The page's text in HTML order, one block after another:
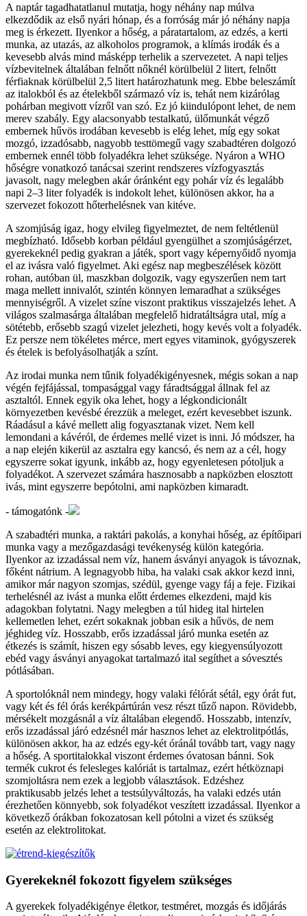
A naptár tagadhatatlanul mutatja, hogy néhány nap múlva
elkezdődik az első nyári hónap, és a forróság már jó néhány napja
meg is érkezett. Ilyenkor a hőség, a páratartalom, az edzés, a kerti
munka, az utazás, az alkoholos programok, a klímás irodák és a
kevesebb alvás mind másképp terhelik a szervezetet. A napi teljes
vízbevitelnek általában felnőtt nőknél körülbelül 2 litert, felnőtt
férfiaknak körülbelül 2,5 litert határozhatunk meg. Ebbe beleszámít
az italokból és az ételekből származó víz is, tehát nem kizárólag
pohárban megivott vízről van szó. Ez jó kiindulópont lehet, de nem
merev szabály. Egy alacsonyabb testalkatú, ülőmunkát végző
embernek hűvös irodában kevesebb is elég lehet, míg egy sokat
mozgó, izzadósabb, nagyobb testtömegű vagy szabadtéren dolgozó
embernek ennél több folyadékra lehet szüksége. Nyáron a WHO
hőségre vonatkozó tanácsai szerint rendszeres vízfogyasztás
javasolt, nagy melegben akár óránként egy pohár víz és legalább
napi 2–3 liter folyadék is indokolt lehet, különösen akkor, ha a
szervezet fokozott hőterhelésnek van kitéve.
A szomjúság igaz, hogy elvileg figyelmeztet, de nem feltétlenül
megbízható. Idősebb korban például gyengülhet a szomjúságérzet,
gyerekeknél pedig gyakran a játék, sport vagy képernyőidő nyomja
el az ivásra való figyelmet. Aki egész nap megbeszélések között
rohan, autóban ül, maszkban dolgozik, vagy egyszerűen nem tart
maga mellett innivalót, szintén könnyen lemaradhat a szükséges
mennyiségről. A vizelet színe viszont praktikus visszajelzés lehet. A
világos szalmasárga általában megfelelő hidratáltságra utal, míg a
sötétebb, erősebb szagú vizelet jelezheti, hogy kevés volt a folyadék.
Ez persze nem tökéletes mérce, mert egyes vitaminok, gyógyszerek
és ételek is befolyásolhatják a színt.
Az irodai munka nem tűnik folyadékigényesnek, mégis sokan a nap
végén fejfájással, tompasággal vagy fáradtsággal állnak fel az
asztaltól. Ennek egyik oka lehet, hogy a légkondicionált
környezetben kevésbé érezzük a meleget, ezért kevesebbet iszunk.
Ráadásul a kávé mellett alig fogyasztanak vizet. Nem kell
lemondani a kávéról, de érdemes mellé vizet is inni. Jó módszer, ha
a nap elején kikerül az asztalra egy kancsó, és nem az a cél, hogy
egyszerre sokat igyunk, inkább az, hogy egyenletesen pótoljuk a
folyadékot. A szervezet számára hasznosabb a napközben elosztott
ivás, mint egyszerre bepótolni, ami napközben kimaradt.
- támogatónk -
A szabadtéri munka, a raktári pakolás, a konyhai hőség, az építőipari
munka vagy a mezőgazdasági tevékenység külön kategória.
Ilyenkor az izzadással nem víz, hanem ásványi anyagok is távoznak,
főként nátrium. A legnagyobb hiba, ha valaki csak akkor kezd inni,
amikor már nagyon szomjas, szédül, gyenge vagy fáj a feje. Fizikai
terhelésnél az ivást a munka előtt érdemes elkezdeni, majd kis
adagokban folytatni. Nagy melegben a túl hideg ital hirtelen
kellemetlen lehet, ezért sokaknak jobban esik a hűvös, de nem
jéghideg víz. Hosszabb, erős izzadással járó munka esetén az
étkezés is számít, hiszen egy sósabb leves, egy kiegyensúlyozott
ebéd vagy ásványi anyagokat tartalmazó ital segíthet a sóvesztés
pótlásában.
A sportolóknál nem mindegy, hogy valaki félórát sétál, egy órát fut,
vagy két és fél órás kerékpártúrán vesz részt tűző napon. Rövidebb,
mérsékelt mozgásnál a víz általában elegendő. Hosszabb, intenzív,
erős izzadással járó edzésnél már hasznos lehet az elektrolitpótlás,
különösen akkor, ha az edzés egy-két óránál tovább tart, vagy nagy
a hőség. A sportitalokkal viszont érdemes óvatosan bánni. Sok
termék cukrot és felesleges kalóriát is tartalmaz, ezért hétköznapi
szomjoltásra nem ezek a legjobb választások. Edzéshez
praktikusabb jelzés lehet a testsúlyváltozás, ha valaki edzés után
érezhetően könnyebb, sok folyadékot veszített izzadással. Ilyenkor a
következő órákban fokozatosan kell pótolni a vizet és szükség
esetén az elektrolitokat.
Gyerekeknél fokozott figyelem szükséges
A gyerekek folyadékigénye életkor, testméret, mozgás és időjárás